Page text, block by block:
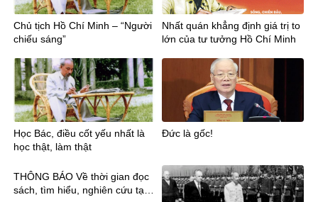
Chủ tịch Hồ Chí Minh – “Người
chiếu sáng”
Nhất quán khẳng định giá trị to
lớn của tư tưởng Hồ Chí Minh
Học Bác, điều cốt yếu nhất là
học thật, làm thật
Đức là gốc!
THÔNG BÁO Về thời gian đọc
sách, tìm hiểu, nghiên cứu tại